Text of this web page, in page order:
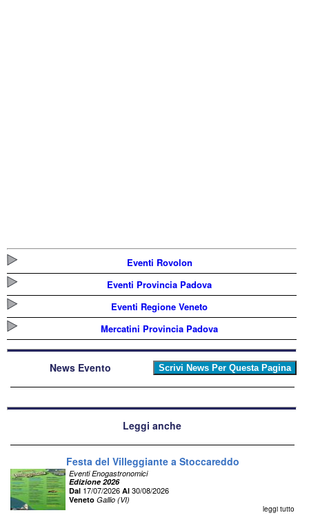
Eventi Rovolon
Eventi Provincia Padova
Eventi Regione Veneto
Mercatini Provincia Padova
News Evento
Leggi anche
Festa del Villeggiante a Stoccareddo
Eventi Enogastronomici
Edizione 2026
Dal 17/07/2026 Al 30/08/2026
Veneto Gallio (VI)
leggi tutto